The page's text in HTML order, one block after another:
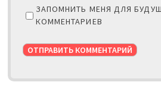
ЗАПОМНИТЬ МЕНЯ ДЛЯ
КОММЕНТАРИЕВ